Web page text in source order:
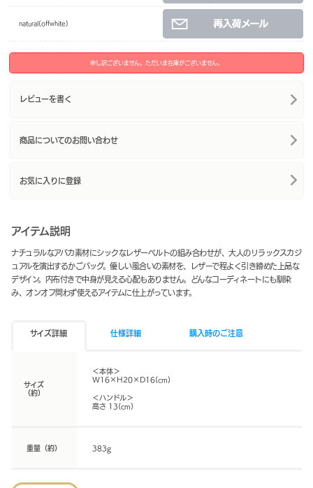
natural(offwhite)
申し訳ございません。ただいま在庫がございません。
レビューを書く
商品についてのお問い合わせ
お気に入りに登録
アイテム説明
ナチュラルなアバカ素材にシックなレザーベルトの組み合わせが、大人のリラックスカジ
ュアルを演出するかごバッグ。優しい風合いの素材を、レザーで程よく引き締めた上品な
デザイン。内布付きで中身が見える心配もありません。どんなコーディネートにも馴染
み、オンオフ問わず使えるアイテムに仕上がっています。
サイズ詳細 仕様詳細 購入時のご注意
サイズ
（約）
＜本体＞
W16×H20×D16(cm)
＜ハンドル＞
高さ 13(cm)
重量（約） 383g